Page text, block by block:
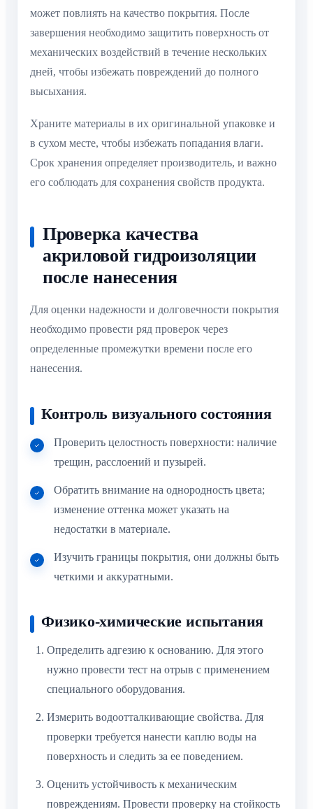
может повлиять на качество покрытия. После
завершения необходимо защитить поверхность от
механических воздействий в течение нескольких
дней, чтобы избежать повреждений до полного
высыхания.
Храните материалы в их оригинальной упаковке и
в сухом месте, чтобы избежать попадания влаги.
Срок хранения определяет производитель, и важно
его соблюдать для сохранения свойств продукта.
Проверка качества
акриловой гидроизоляции
после нанесения
Для оценки надежности и долговечности покрытия
необходимо провести ряд проверок через
определенные промежутки времени после его
нанесения.
Контроль визуального состояния
Проверить целостность поверхности: наличие
трещин, расслоений и пузырей.
Обратить внимание на однородность цвета;
изменение оттенка может указать на
недостатки в материале.
Изучить границы покрытия, они должны быть
четкими и аккуратными.
Физико-химические испытания
Определить адгезию к основанию. Для этого
нужно провести тест на отрыв с применением
специального оборудования.
Измерить водоотталкивающие свойства. Для
проверки требуется нанести каплю воды на
поверхность и следить за ее поведением.
Оценить устойчивость к механическим
повреждениям. Провести проверку на стойкость